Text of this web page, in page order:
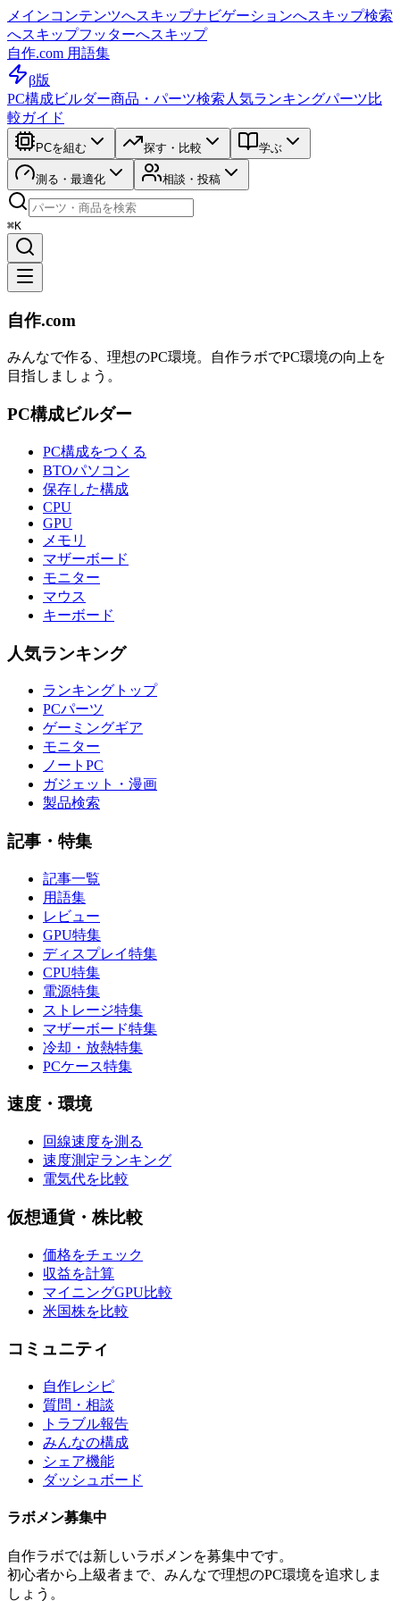
メインコンテンツへスキップナビゲーションへスキップ検索
へスキップフッターへスキップ
自作.com 用語集
β版
PC構成ビルダー商品・パーツ検索 人気ランキングパーツ比
較ガイド
PCを組む 探す・比較 学ぶ
測る・最適化 相談・投稿
⌘K
自作.com
みんなで作る、理想のPC環境。 自作ラボでPC環境の向上を
目指しましょう。
PC構成ビルダー
PC構成をつくる
BTOパソコン
保存した構成
CPU
GPU
メモリ
マザーボード
モニター
マウス
キーボード
人気ランキング
ランキングトップ
PCパーツ
ゲーミングギア
モニター
ノートPC
ガジェット・漫画
製品検索
記事・特集
記事一覧
用語集
レビュー
GPU特集
ディスプレイ特集
CPU特集
電源特集
ストレージ特集
マザーボード特集
冷却・放熱特集
PCケース特集
速度・環境
回線速度を測る
速度測定ランキング
電気代を比較
仮想通貨・株比較
価格をチェック
収益を計算
マイニングGPU比較
米国株を比較
コミュニティ
自作レシピ
質問・相談
トラブル報告
みんなの構成
シェア機能
ダッシュボード
ラボメン募集中
自作ラボでは新しいラボメンを募集中です。
初心者から上級者まで、みんなで理想のPC環境を追求しま
しょう。